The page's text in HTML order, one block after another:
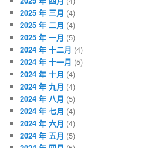
2025 年 三月 (4)
2025 年 二月 (4)
2025 年 一月 (5)
2024 年 十二月 (4)
2024 年 十一月 (5)
2024 年 十月 (4)
2024 年 九月 (4)
2024 年 八月 (5)
2024 年 七月 (4)
2024 年 六月 (4)
2024 年 五月 (5)